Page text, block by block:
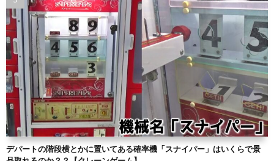
デパートの階段横とかに置いてある確率機「スナイパー」はいくらで景